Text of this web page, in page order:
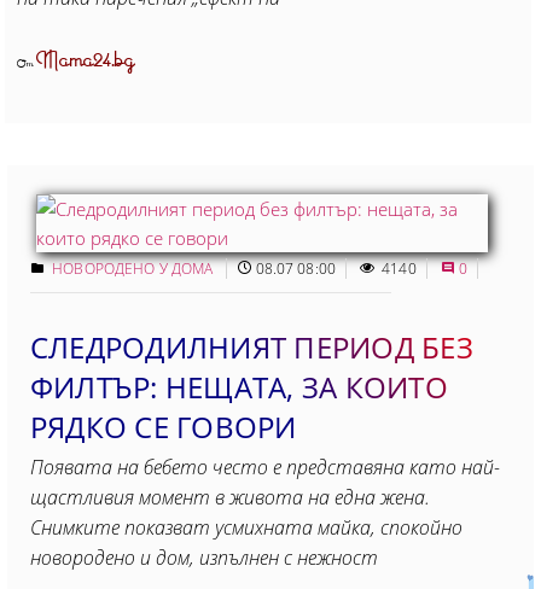
ОтMama24.bg
НОВОРОДЕНО У ДОМА 08.07 08:00 4140 0
СЛЕДРОДИЛНИЯТ ПЕРИОД БЕЗ
ФИЛТЪР: НЕЩАТА, ЗА КОИТО
РЯДКО СЕ ГОВОРИ
Появата на бебето често е представяна като най-
щастливия момент в живота на една жена.
Снимките показват усмихната майка, спокойно
новородено и дом, изпълнен с нежност